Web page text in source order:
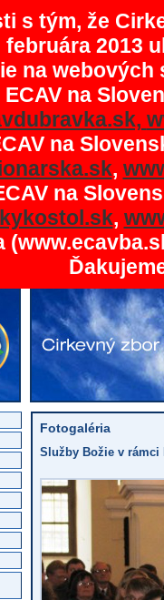
s tým, že
februára 2013
na
ECAV na
na
,
na
,
Fotogaléria
Služby Božie v rámci